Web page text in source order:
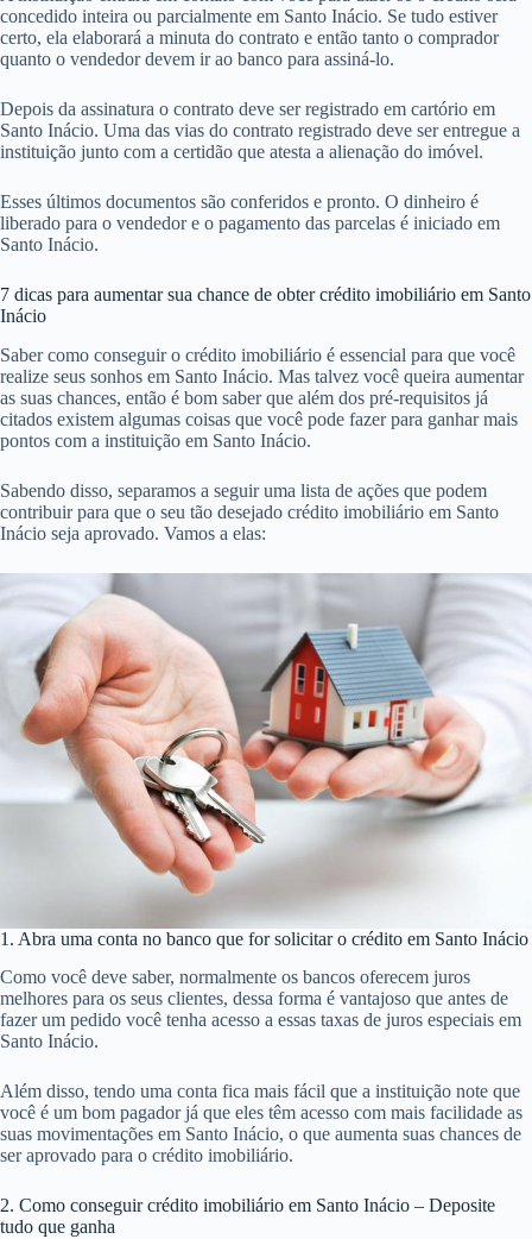
concedido inteira ou parcialmente em Santo Inácio. Se tudo estiver
certo, ela elaborará a minuta do contrato e então tanto o comprador
quanto o vendedor devem ir ao banco para assiná-lo.
Depois da assinatura o contrato deve ser registrado em cartório em
Santo Inácio. Uma das vias do contrato registrado deve ser entregue a
instituição junto com a certidão que atesta a alienação do imóvel.
Esses últimos documentos são conferidos e pronto. O dinheiro é
liberado para o vendedor e o pagamento das parcelas é iniciado em
Santo Inácio.
7 dicas para aumentar sua chance de obter crédito imobiliário em Santo
Inácio
Saber como conseguir o crédito imobiliário é essencial para que você
realize seus sonhos em Santo Inácio. Mas talvez você queira aumentar
as suas chances, então é bom saber que além dos pré-requisitos já
citados existem algumas coisas que você pode fazer para ganhar mais
pontos com a instituição em Santo Inácio.
Sabendo disso, separamos a seguir uma lista de ações que podem
contribuir para que o seu tão desejado crédito imobiliário em Santo
Inácio seja aprovado. Vamos a elas:
1. Abra uma conta no banco que for solicitar o crédito em Santo Inácio
Como você deve saber, normalmente os bancos oferecem juros
melhores para os seus clientes, dessa forma é vantajoso que antes de
fazer um pedido você tenha acesso a essas taxas de juros especiais em
Santo Inácio.
Além disso, tendo uma conta fica mais fácil que a instituição note que
você é um bom pagador já que eles têm acesso com mais facilidade as
suas movimentações em Santo Inácio, o que aumenta suas chances de
ser aprovado para o crédito imobiliário.
2. Como conseguir crédito imobiliário em Santo Inácio – Deposite
tudo que ganha